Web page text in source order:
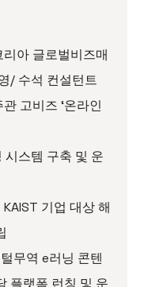
리아 글로벌비즈매
/ 수석 컨설턴트
고비즈 ‘온라인
시스템 구축 및 운
기업 대상 해
무역 e러닝 콘텐
플랫폼 런칭 및 운